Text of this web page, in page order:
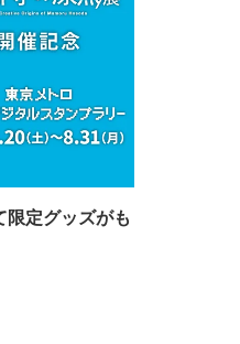
定グッズがも